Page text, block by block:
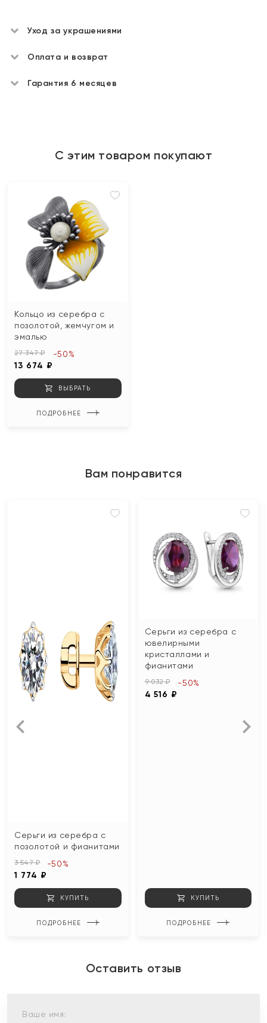
Уход за украшениями
Оплата и возврат
Гарантия 6 месяцев
С этим товаром покупают
Кольцо из серебра с
позолотой, жемчугом и
эмалью
27 347 ₽
13 674 ₽
-50%
ВЫБРАТЬ
ПОДРОБНЕЕ
Вам понравится
Серьги из серебра с
позолотой и фианитами
3 547 ₽
1 774 ₽
-50%
КУПИТЬ
ПОДРОБНЕЕ
Серьги из серебра с
ювелирными
кристаллами и
фианитами
9 032 ₽
4 516 ₽
-50%
КУПИТЬ
ПОДРОБНЕЕ
Оставить отзыв
Ваше имя: